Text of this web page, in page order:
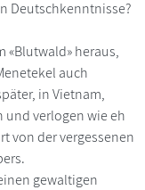
Deutschkenntnisse?
«Blutwald» heraus,
auch
in Vietnam,
und verlogen wie eh
von der vergessenen
gewaltigen